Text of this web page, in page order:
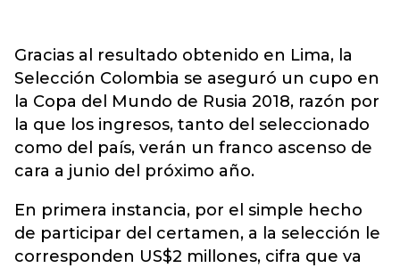
Gracias al resultado obtenido en Lima, la
Selección Colombia se aseguró un cupo en
la Copa del Mundo de Rusia 2018, razón por
la que los ingresos, tanto del seleccionado
como del país, verán un franco ascenso de
cara a junio del próximo año.
En primera instancia, por el simple hecho
de participar del certamen, a la selección le
corresponden US$2 millones, cifra que va